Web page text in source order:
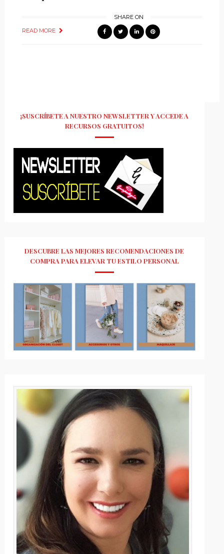
READ MORE
SHARE ON
¡SUSCRÍBETE A NUESTRO NEWSLETTER Y ACCEDE A
RECURSOS GRATUITOS!
DESCUBRE LAS MEJORES RECOMENDACIONES DE
COMPRA PARA ELEVAR TU ESTILO PERSONAL